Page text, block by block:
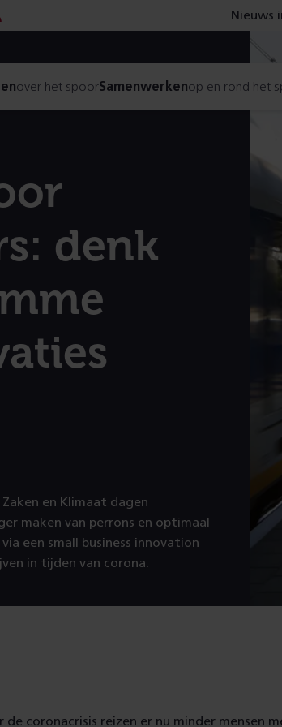
Nieuws
over het spoorSamenwerkenop en rond het
denk
en Klimaat dagen
maken van perrons en optimaal
een small business innovation
in tijden van corona.
de coronacrisis reizen er nu minder mensen